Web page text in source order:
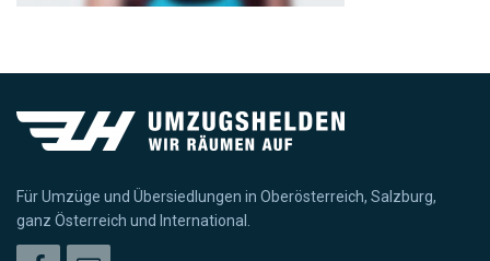
Für Umzüge und Übersiedlungen in Oberösterreich, Salzburg,
ganz Österreich und International.